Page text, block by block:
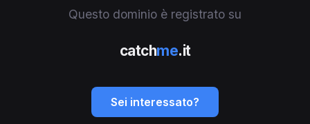
Questo dominio è registrato su
catchme.it
Sei interessato?